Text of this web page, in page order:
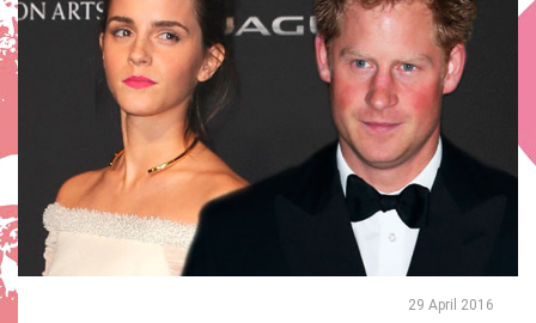
29 April 2016